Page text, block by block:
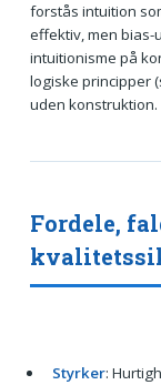
forstås intuition
effektiv, men bias-
intuitionisme på
logiske principper
uden konstruktion.
Fordele,
Styrker: